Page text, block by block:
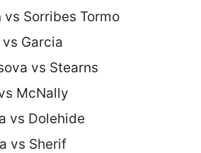
vs Sorribes Tormo
Garcia
vs Stearns
McNally
vs Dolehide
vs Sherif